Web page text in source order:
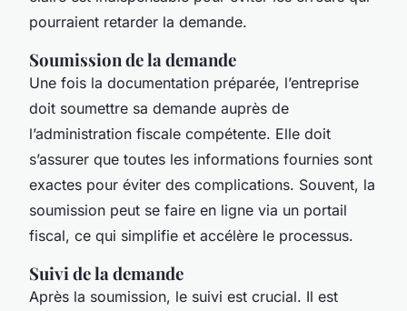
pourraient retarder la demande.
Soumission de la demande
Une fois la documentation préparée, l’entreprise
doit soumettre sa demande auprès de
l’administration fiscale compétente. Elle doit
s’assurer que toutes les informations fournies sont
exactes pour éviter des complications. Souvent, la
soumission peut se faire en ligne via un portail
fiscal, ce qui simplifie et accélère le processus.
Suivi de la demande
Après la soumission, le suivi est crucial. Il est